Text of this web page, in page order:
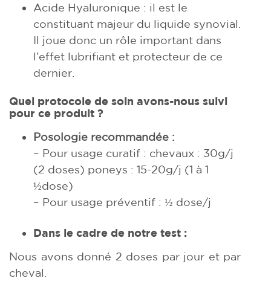
Acide Hyaluronique : il est le
constituant majeur du liquide synovial.
Il joue donc un rôle important dans
l’effet lubrifiant et protecteur de ce
dernier.
Quel protocole de soin avons-nous suivi
pour ce produit ?
Posologie recommandée :
– Pour usage curatif : chevaux : 30g/j
(2 doses) poneys : 15-20g/j (1 à 1
½dose)
– Pour usage préventif : ½ dose/j
Dans le cadre de notre test :
Nous avons donné 2 doses par jour et par
cheval.